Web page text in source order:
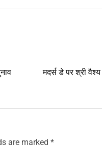
मदर्स डे पर श्री
are marked *